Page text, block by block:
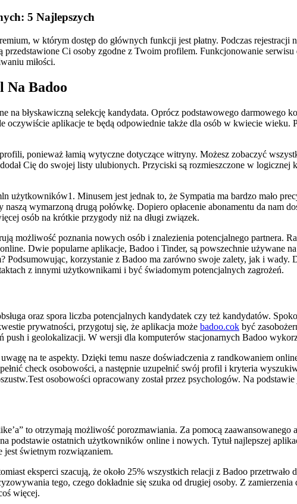
5 Najlepszych
w którym dostęp do głównych funkcji jest płatny. Podczas rejestracji
przedstawione Ci osoby zgodne z Twoim profilem. Funkcjonowanie
miłości.
Na Badoo
na błyskawiczną selekcję kandydata. Oprócz podstawowego darmowego
oczywiście aplikacje te będą odpowiednie także dla osób w kwiecie
ponieważ łamią wytyczne dotyczące witryny. Możesz zobaczyć
Cię do swojej listy ulubionych. Przyciski są rozmieszczone w
użytkowników1. Minusem jest jednak to, że Sympatia ma bardzo mało
wymarzoną drugą połówkę. Dopiero opłacenie abonamentu da nam
osób na krótkie przygody niż na długi związek.
możliwość poznania nowych osób i znalezienia potencjalnego partnera.
Dwie popularne aplikacje, Badoo i Tinder, są powszechnie używane
Podsumowując, korzystanie z Badoo ma zarówno swoje zalety, jak i
z innymi użytkownikami i być świadomym potencjalnych zagrożeń.
oraz spora liczba potencjalnych kandydatek czy też kandydatów.
prywatności, przygotuj się, że aplikacja może badoo.cok być
push i geolokalizacji. W wersji dla komputerów stacjonarnych Badoo
na te aspekty. Dzięki temu nasze doświadczenia z randkowaniem
check osobowości, a następnie uzupełnić swój profil i kryteria
osobowości opracowany został przez psychologów. Na
to otrzymają możliwość porozmawiania. Za pomocą
podstawie ostatnich użytkowników online i nowych. Tytuł najlepszej
jest świetnym rozwiązaniem.
eksperci szacują, że około 25% wszystkich relacji z Badoo
tego, czego dokładnie się szuka od drugiej osoby. Z
więcej.